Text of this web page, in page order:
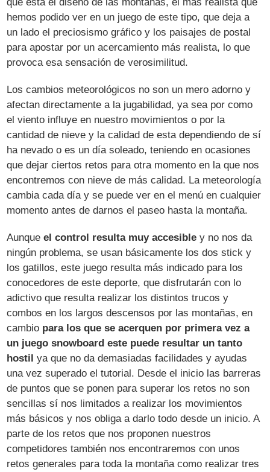
hemos podido ver en un juego de este tipo, que deja a
un lado el preciosismo gráfico y los paisajes de postal
para apostar por un acercamiento más realista, lo que
provoca esa sensación de verosimilitud.
Los cambios meteorológicos no son un mero adorno y
afectan directamente a la jugabilidad, ya sea por como
el viento influye en nuestro movimientos o por la
cantidad de nieve y la calidad de esta dependiendo de sí
ha nevado o es un día soleado, teniendo en ocasiones
que dejar ciertos retos para otra momento en la que nos
encontremos con nieve de más calidad. La meteorología
cambia cada día y se puede ver en el menú en cualquier
momento antes de darnos el paseo hasta la montaña.
Aunqueel control resulta muy accesible y no nos da
ningún problema, se usan básicamente los dos stick y
los gatillos, este juego resulta más indicado para los
conocedores de este deporte, que disfrutarán con lo
adictivo que resulta realizar los distintos trucos y
combos en los largos descensos por las montañas, en
cambio para los que se acerquen por primera vez a
un juego snowboard este puede resultar un tanto
hostil ya que no da demasiadas facilidades y ayudas
una vez superado el tutorial. Desde el inicio las barreras
de puntos que se ponen para superar los retos no son
sencillas sí nos limitados a realizar los movimientos
más básicos y nos obliga a darlo todo desde un inicio. A
parte de los retos que nos proponen nuestros
competidores también nos encontraremos con unos
retos generales para toda la montaña como realizar tres